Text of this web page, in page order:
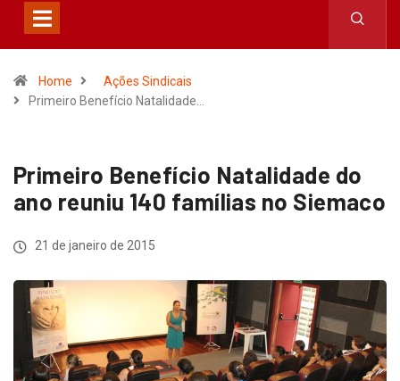
Home
Ações Sindicais
Primeiro Benefício Natalidade…
Primeiro Benefício Natalidade do
ano reuniu 140 famílias no Siemaco
21 de janeiro de 2015